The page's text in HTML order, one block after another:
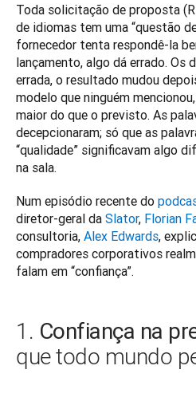
Toda solicitação de proposta
de idiomas tem uma “questão
fornecedor tenta respondê-la
lançamento, algo dá errado. Os
errada, o resultado mudou
modelo que ninguém
maior do que o previsto. As
decepcionaram; só que as
“qualidade” significavam algo
na sala.
Num episódio recente do
diretor-geral da Slator, Florian
consultoria, Alex Edwards,
compradores corporativos
falam em “confiança”.
1. Confiança na
que todo mundo